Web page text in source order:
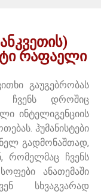
რაფაელი
გაუგებრობას
ჩვენს დროშიც
ინტელიგენციის
ჰუმანისტები
გადმონაშთად,
რომელმაც ჩვენს
ანათემაში
სხვაგვარად